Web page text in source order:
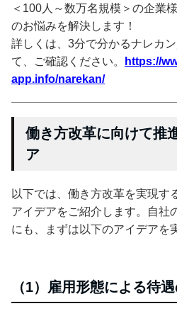
＜100人～数万名規模＞の企業
のお悩みを解決します！
詳しくは、3分で分かるナレカ
て、ご確認ください。
https://
app.info/narekan/
働き方改革に向けて推
ア
以下では、働き方改革を実現す
アイデアをご紹介します。自社
にも、まずは以下のアイデアを
（1）雇用形態による待